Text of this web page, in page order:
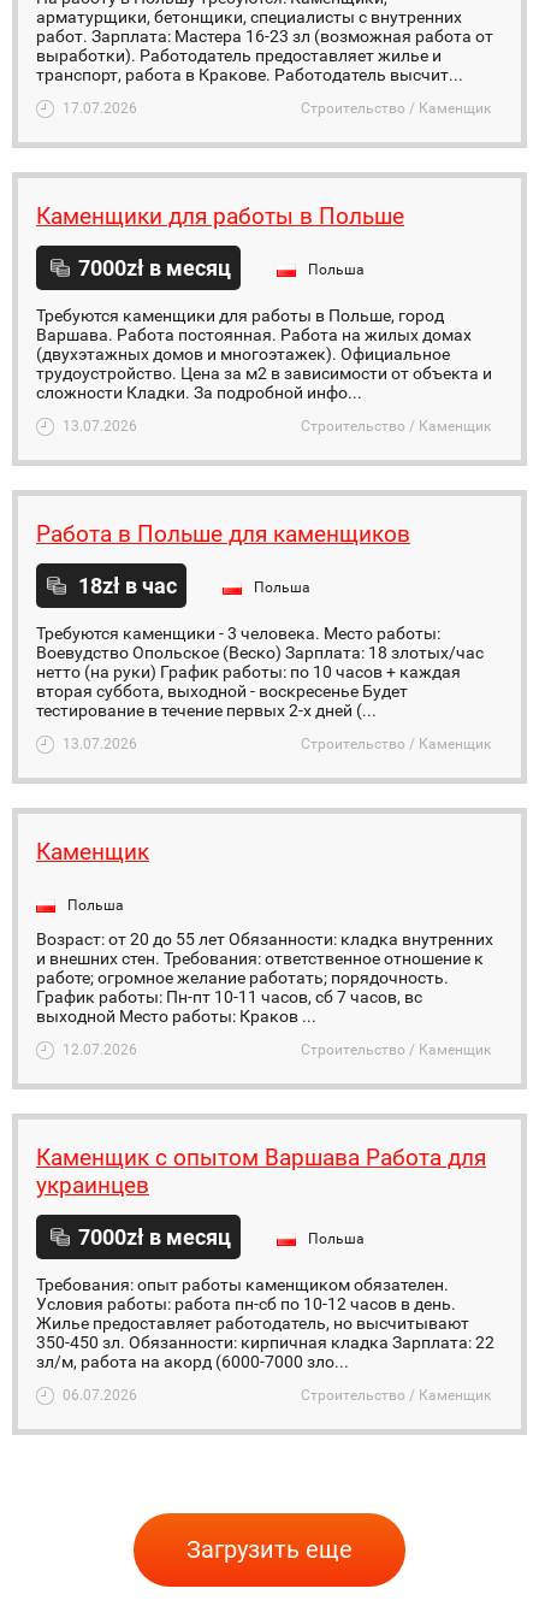
арматурщики, бетонщики, специалисты с внутренних
работ. Зарплата: Мастера 16-23 зл (возможная работа от
выработки). Работодатель предоставляет жилье и
транспорт, работа в Кракове. Работодатель высчит...
17.07.2026 Строительство / Каменщик
Каменщики для работы в Польше
7000zł в месяц Польша
Требуются каменщики для работы в Польше, город
Варшава. Работа постоянная. Работа на жилых домах
(двухэтажных домов и многоэтажек). Официальное
трудоустройство. Цена за м2 в зависимости от объекта и
сложности Кладки. За подробной инфо...
13.07.2026 Строительство / Каменщик
Работа в Польше для каменщиков
18zł в час Польша
Требуются каменщики - 3 человека. Место работы:
Воевудство Опольское (Веско) Зарплата: 18 злотых/час
нетто (на руки) График работы: по 10 часов + каждая
вторая суббота, выходной - воскресенье Будет
тестирование в течение первых 2-х дней (...
13.07.2026 Строительство / Каменщик
Каменщик
Польша
Возраст: oт 20 до 55 лет Обязанности: кладка внутренних
и внешних стен. Требования: ответственное отношение к
работе; огромное желание работать; порядочность.
График работы: Пн-пт 10-11 часов, сб 7 часов, вс
выходной Место работы: Краков ...
12.07.2026 Строительство / Каменщик
Каменщик с опытом Варшава Работа для
украинцев
7000zł в месяц Польша
Требования: опыт работы каменщиком обязателен.
Условия работы: работа пн-сб по 10-12 часов в день.
Жилье предоставляет работодатель, но высчитывают
350-450 зл. Обязанности: кирпичная кладка Зарплата: 22
зл/м, работа на акорд (6000-7000 зло...
06.07.2026 Строительство / Каменщик
Загрузить еще